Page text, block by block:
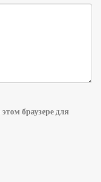
браузере для